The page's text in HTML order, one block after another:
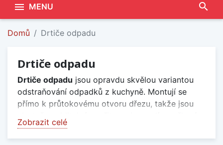
 MENU search
Domů Drtiče odpadu
Drtiče odpadu
Zobrazit celé
Drtiče odpadu jsou opravdu skvělou variantou
odstraňování odpadků z kuchyně. Montují se
přímo k průtokovému otvoru dřezu, takže jsou
biologickým odpadem, který v kuchyni vzniká –
zbytky jídel, slupky, kosti, skořápky od vajíček,